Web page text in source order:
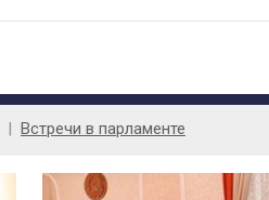
Встречи в парламенте